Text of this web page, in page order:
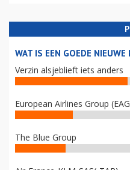
WAT IS EEN GOEDE
Verzin alsjeblieft iets anders
European Airlines Group
The Blue Group